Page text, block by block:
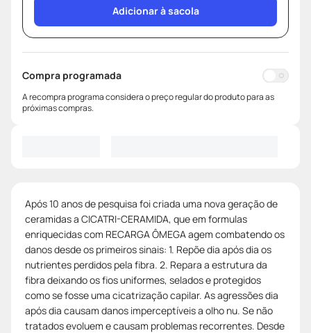
Adicionar à sacola
Compra programada
A recompra programa considera o preço regular do produto para as
próximas compras.
Após 10 anos de pesquisa foi criada uma nova geração de
ceramidas a CICATRI-CERAMIDA, que em formulas
enriquecidas com RECARGA ÔMEGA agem combatendo os
danos desde os primeiros sinais: 1. Repõe dia após dia os
nutrientes perdidos pela fibra. 2. Repara a estrutura da
fibra deixando os fios uniformes, selados e protegidos
como se fosse uma cicatrização capilar. As agressões dia
após dia causam danos imperceptíveis a olho nu. Se não
tratados evoluem e causam problemas recorrentes. Desde